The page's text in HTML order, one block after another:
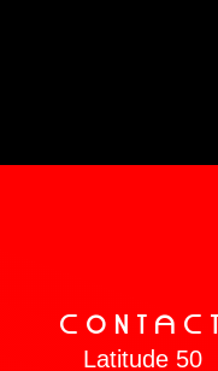
COnTaCT
Latitude 50